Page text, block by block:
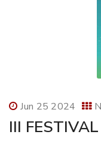
Jun 25 2024
III